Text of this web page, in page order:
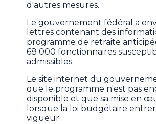
d'autres mesures.
Le gouvernement fédéral a
lettres contenant des
programme de retraite
68 000 fonctionnaires
admissibles.
Le site internet du
que le programme n'est pas
disponible et que sa mise en
lorsque la loi budgétaire
vigueur.